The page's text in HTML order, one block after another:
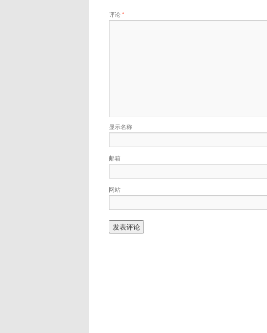
评论*
显示名称
邮箱
网站